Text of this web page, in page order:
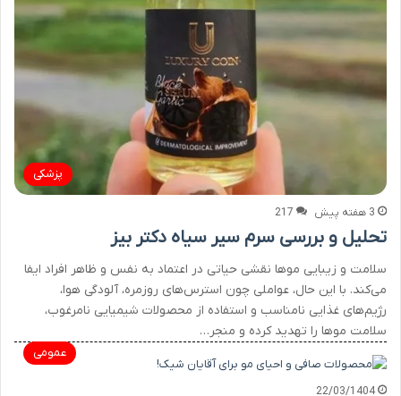
پزشکی
3 هفته پیش 217
تحلیل و بررسی سرم سیر سیاه دکتر بیز
سلامت و زیبایی موها نقشی حیاتی در اعتماد به نفس و ظاهر افراد ایفا
می‌کند. با این حال، عواملی چون استرس‌های روزمره، آلودگی هوا،
رژیم‌های غذایی نامناسب و استفاده از محصولات شیمیایی نامرغوب،
سلامت موها را تهدید کرده و منجر…
عمومی
22/03/1404